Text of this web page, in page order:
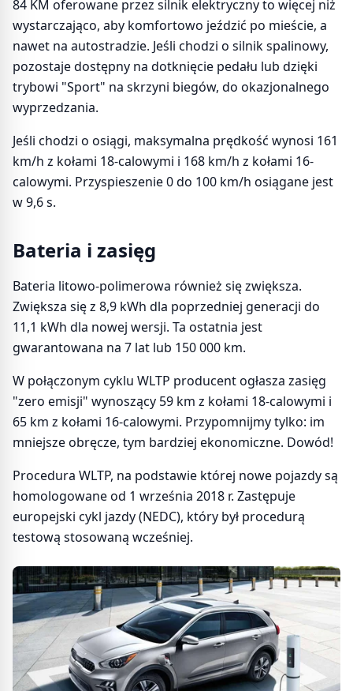
84 KM oferowane przez silnik elektryczny to więcej niż
wystarczająco, aby komfortowo jeździć po mieście, a
nawet na autostradzie. Jeśli chodzi o silnik spalinowy,
pozostaje dostępny na dotknięcie pedału lub dzięki
trybowi "Sport" na skrzyni biegów, do okazjonalnego
wyprzedzania.
Jeśli chodzi o osiągi, maksymalna prędkość wynosi 161
km/h z kołami 18-calowymi i 168 km/h z kołami 16-
calowymi. Przyspieszenie 0 do 100 km/h osiągane jest
w 9,6 s.
Bateria i zasięg
Bateria litowo-polimerowa również się zwiększa.
Zwiększa się z 8,9 kWh dla poprzedniej generacji do
11,1 kWh dla nowej wersji. Ta ostatnia jest
gwarantowana na 7 lat lub 150 000 km.
W połączonym cyklu WLTP producent ogłasza zasięg
"zero emisji" wynoszący 59 km z kołami 18-calowymi i
65 km z kołami 16-calowymi. Przypomnijmy tylko: im
mniejsze obręcze, tym bardziej ekonomiczne. Dowód!
Procedura WLTP, na podstawie której nowe pojazdy są
homologowane od 1 września 2018 r. Zastępuje
europejski cykl jazdy (NEDC), który był procedurą
testową stosowaną wcześniej.